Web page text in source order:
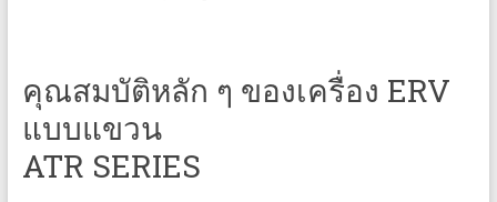
คุณสมบัติหลัก ๆ ของเครื่อง ERV
แบบแขวน
ATR SERIES